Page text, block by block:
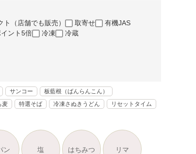
ト（店舗でも販売） 取寄せ
有機JAS
ント5倍 冷凍 冷蔵
サンコー
板藍根（ばんらんこん）
麦 特選そば 冷凍さぬきうどん
リセットタイム
ン 塩 はちみつ リマ